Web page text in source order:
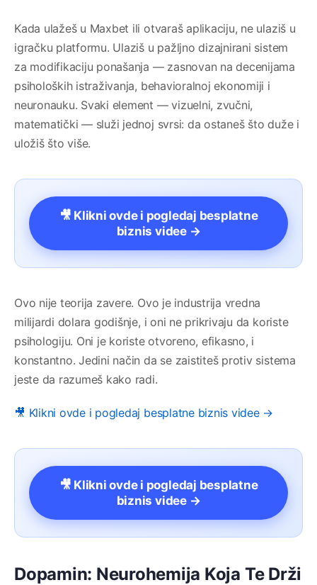
Kada ulažeš u Maxbet ili otvaraš aplikaciju, ne ulaziš u
igračku platformu. Ulaziš u pažljno dizajnirani sistem
za modifikaciju ponašanja — zasnovan na decenijama
psiholoških istraživanja, behavioralnoj ekonomiji i
neuronauku. Svaki element — vizuelni, zvučni,
matematički — služi jednoj svrsi: da ostaneš što duže i
uložiš što više.
🎥 Klikni ovde i pogledaj besplatne
biznis videe →
Ovo nije teorija zavere. Ovo je industrija vredna
milijardi dolara godišnje, i oni ne prikrivaju da koriste
psihologiju. Oni je koriste otvoreno, efikasno, i
konstantno. Jedini način da se zaistiteš protiv sistema
jeste da razumeš kako radi.
🎥 Klikni ovde i pogledaj besplatne biznis videe →
🎥 Klikni ovde i pogledaj besplatne
biznis videe →
Dopamin: Neurohemija Koja Te Drži